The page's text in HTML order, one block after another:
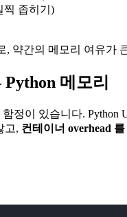
찍 좁히기)
, 약간의 메모리 여유가
메모리
함정이 있습니다. Python
고, 컨테이너 overhead